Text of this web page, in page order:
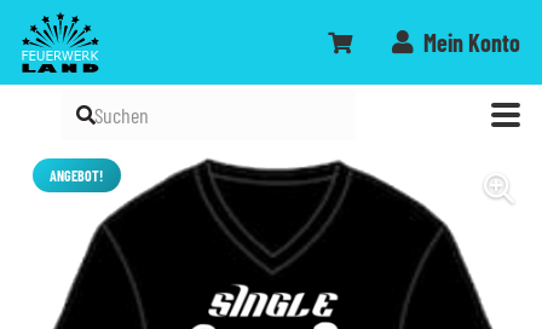
Mein Konto
ANGEBOT!